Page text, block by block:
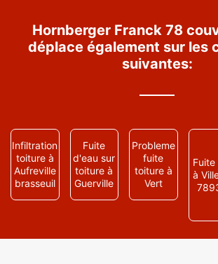
Hornberger Franck 78
déplace également sur les
suivantes:
Infiltration
toiture à
Aufreville
brasseuil
Fuite
d'eau sur
toiture à
Guerville
Probleme
fuite
toiture à
Vert
à